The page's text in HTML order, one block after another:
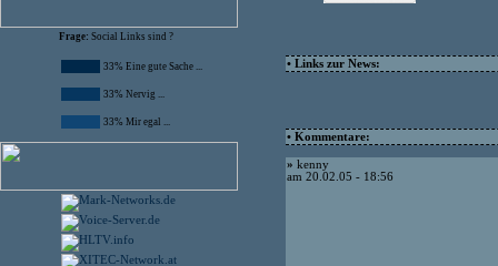
Frage: Social Links sind ?
33% Eine gute Sache ...
33% Nervig ...
33% Mir egal ...
• Links zur News:
• Kommentare:
» kenny
am 20.02.05 - 18:56